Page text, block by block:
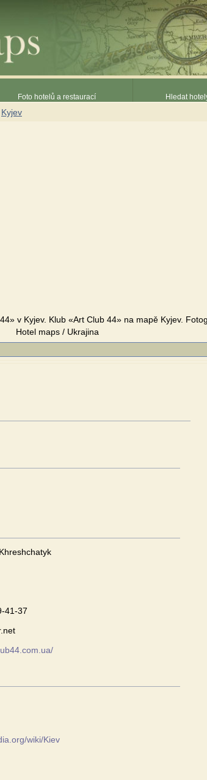
Foto hotelů a restaurací Hledat
Kyjev
v Kyjev. Klub «Art Club 44» na mapě Kyjev.
Hotel maps / Ukrajina
41-37
wiki/Kiev